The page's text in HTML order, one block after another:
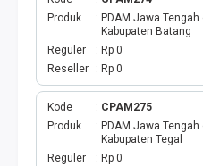
TOPUP OVO DANA
TAGIHAN ONLINE
TAGIHAN LISTRIK BULANAN
TAGIHAN BPJS BULANAN
Produk
PDAM Jawa Tengah
Kabupaten Batang
Reguler
Rp 0
Reseller
Rp 0
Kode
CPAM275
Produk
PDAM Jawa Tengah
Kabupaten Tegal
Reguler
Rp 0